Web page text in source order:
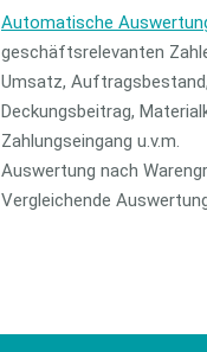
Automatische
geschäftsrelevanten
Umsatz, Auftragsbestand,
Deckungsbeitrag,
Zahlungseingang u.v.m.
Auswertung nach
Vergleichende